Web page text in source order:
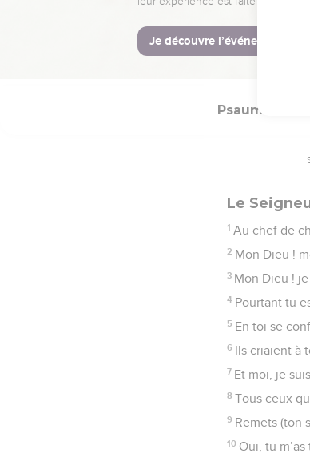
14 Lève-toi,
© Société
Psaumes
Le
1 Au chef de
2 Mon Dieu !
3 Mon Dieu !
4 Pourtant tu
5 En toi se
6 Ils criaient à
7 Et moi, je
8 Tous ceux
9 Remets (ton
10 Oui, tu